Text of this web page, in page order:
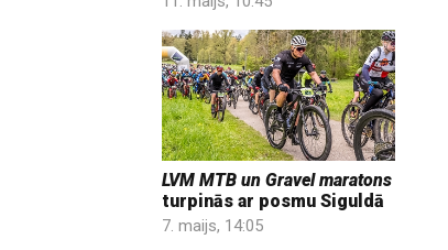
LVM MTB un Gravel maratons
turpinās ar posmu Siguldā
7. maijs, 14:05